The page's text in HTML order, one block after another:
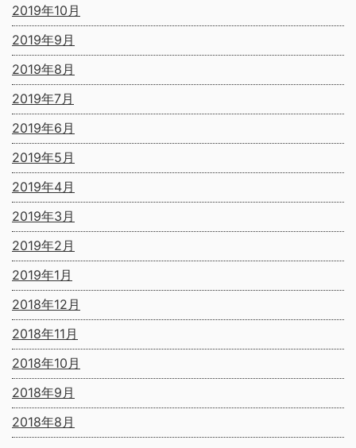
2019年10月
2019年9月
2019年8月
2019年7月
2019年6月
2019年5月
2019年4月
2019年3月
2019年2月
2019年1月
2018年12月
2018年11月
2018年10月
2018年9月
2018年8月